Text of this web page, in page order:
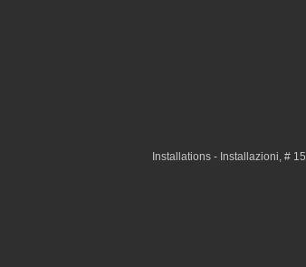
Installations - Installazioni, # 15